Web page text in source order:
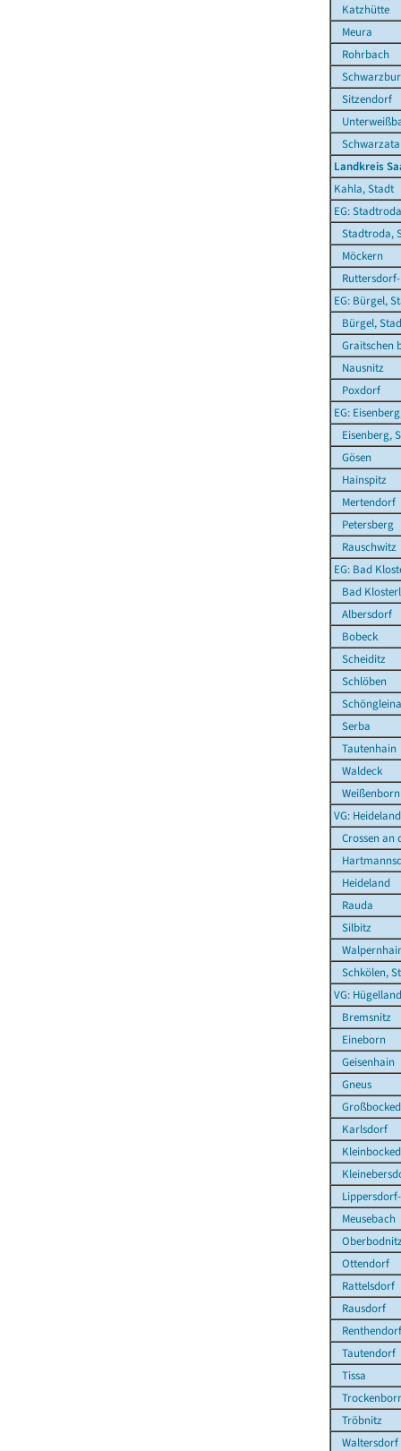
Katzhütte
Meura
Rohrbach
Sitzendorf
Landkreis
Kahla, Stadt
EG:
Stadtroda,
Möckern
EG: Bürgel,
Bürgel,
Graitschen
Nausnitz
Poxdorf
EG:
Eisenberg,
Gösen
Hainspitz
Mertendorf
Petersberg
Rauschwitz
EG: Bad
Bad
Albersdorf
Bobeck
Scheiditz
Schlöben
Schöngleina
Serba
Tautenhain
Waldeck
Weißenborn
VG:
Crossen an
Heideland
Rauda
Silbitz
Schkölen,
VG:
Bremsnitz
Eineborn
Geisenhain
Gneus
Karlsdorf
Meusebach
Ottendorf
Rattelsdorf
Rausdorf
Renthendorf
Tautendorf
Tissa
Tröbnitz
Waltersdorf